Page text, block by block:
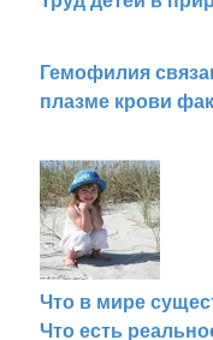
Гемофилия
плазме крови
Что в мире
Что есть